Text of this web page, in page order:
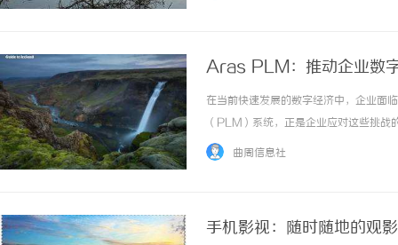
Aras PLM：推动企业数
在当前快速发展的数字经济中，企业面
（PLM）系统，正是企业应对这些挑
功能，帮助企业有效管理产品信息，优
曲周信息社
手机影视：随时随地的观